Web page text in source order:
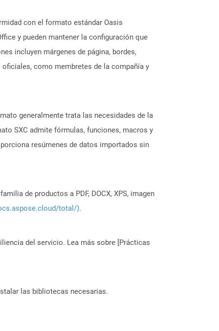
con el formato estándar Oasis
y pueden mantener la configuración que
incluyen márgenes de página, bordes,
como membretes de la compañía y
generalmente trata las necesidades de la
SXC admite fórmulas, funciones, macros y
resúmenes de datos importados sin
de productos a PDF, DOCX, XPS, imagen
total/).
del servicio. Lea más sobre [Prácticas
las bibliotecas necesarias.